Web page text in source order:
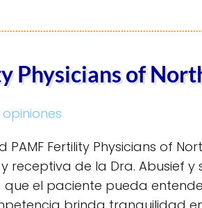
Physicians of
PAMF Fertility Physicians of
receptiva de la Dra. Abusief
el paciente pueda